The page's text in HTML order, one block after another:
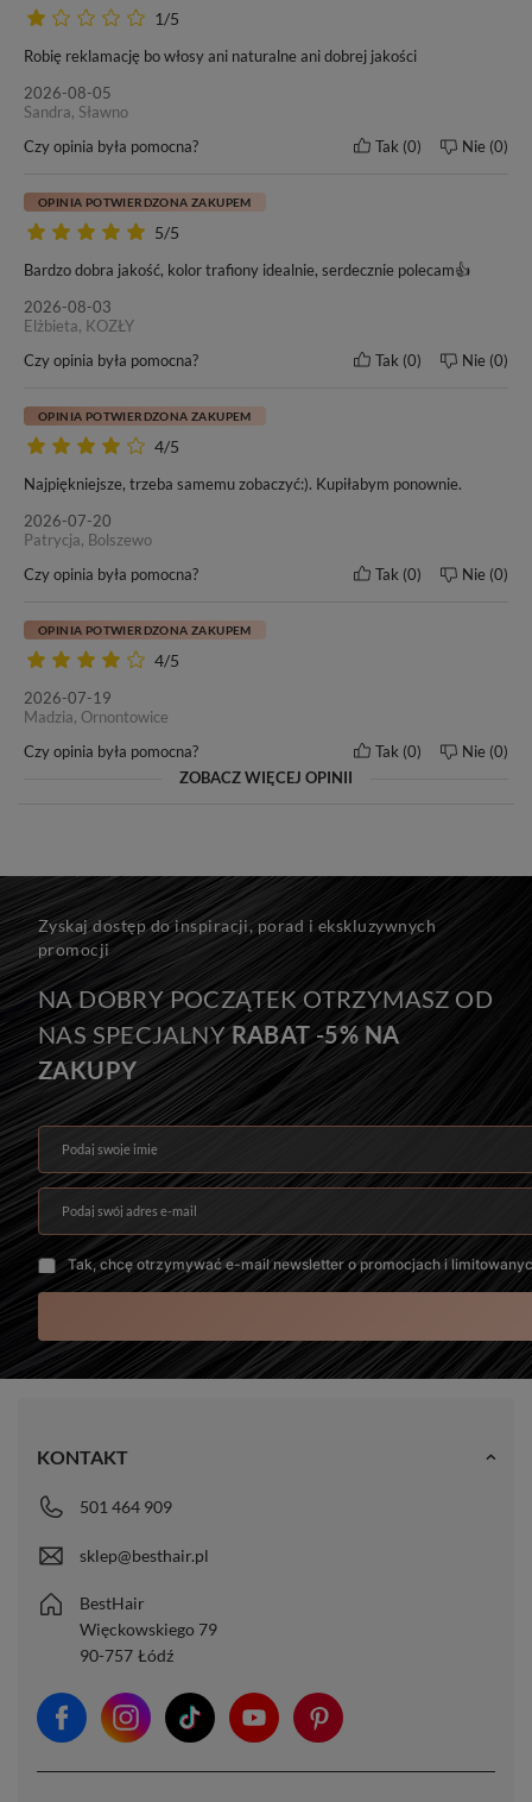
W tej ofercie kupujesz włosy o długości 50cm– oceń czy to
Naszym włosom zaufało wielu klientów oraz salonów
fryzjerskich w kraju i poza granicami Polski. Od wielu lat
satysfakcja” . Przekonaj się i Ty o doskonałej jakości włosów
Do każdego zakupu dołączamy ulotkę dotyczącą zasad
pielęgnacji i użytkowania włosów marki BestHair.
1/5
Robię reklamację bo włosy ani naturalne ani dobrej jakości
2026-08-05
Sandra, Sławno
Czy opinia była pomocna?
Tak 0 Nie 0
5/5
OPINIA POTWIERDZONA ZAKUPEM
Bardzo dobra jakość, kolor trafiony idealnie, serdecznie polecam👍
2026-08-03
Elżbieta, KOZŁY
Czy opinia była pomocna?
Tak 0 Nie 0
4/5
OPINIA POTWIERDZONA ZAKUPEM
Najpiękniejsze, trzeba samemu zobaczyć:). Kupiłabym ponownie.
2026-07-20
Patrycja, Bolszewo
Czy opinia była pomocna?
Tak 0 Nie 0
4/5
OPINIA POTWIERDZONA ZAKUPEM
2026-07-19
Madzia, Ornontowice
Czy opinia była pomocna?
Tak 0 Nie 0
ZOBACZ WIĘCEJ OPINII
Zyskaj dostęp do inspiracji, porad i ekskluzywnych
promocji
NA DOBRY POCZĄTEK OTRZYMASZ OD
NAS SPECJALNYRABAT -5% NA
ZAKUPY
Podaj swoje imię
Podaj swój adres e-mail
Tak, chcę otrzymywać e-mail newsletter o promocjach i
KONTAKT
501 464 909
sklep@besthair.pl
BestHair
Więckowskiego 79
90-757 Łódź